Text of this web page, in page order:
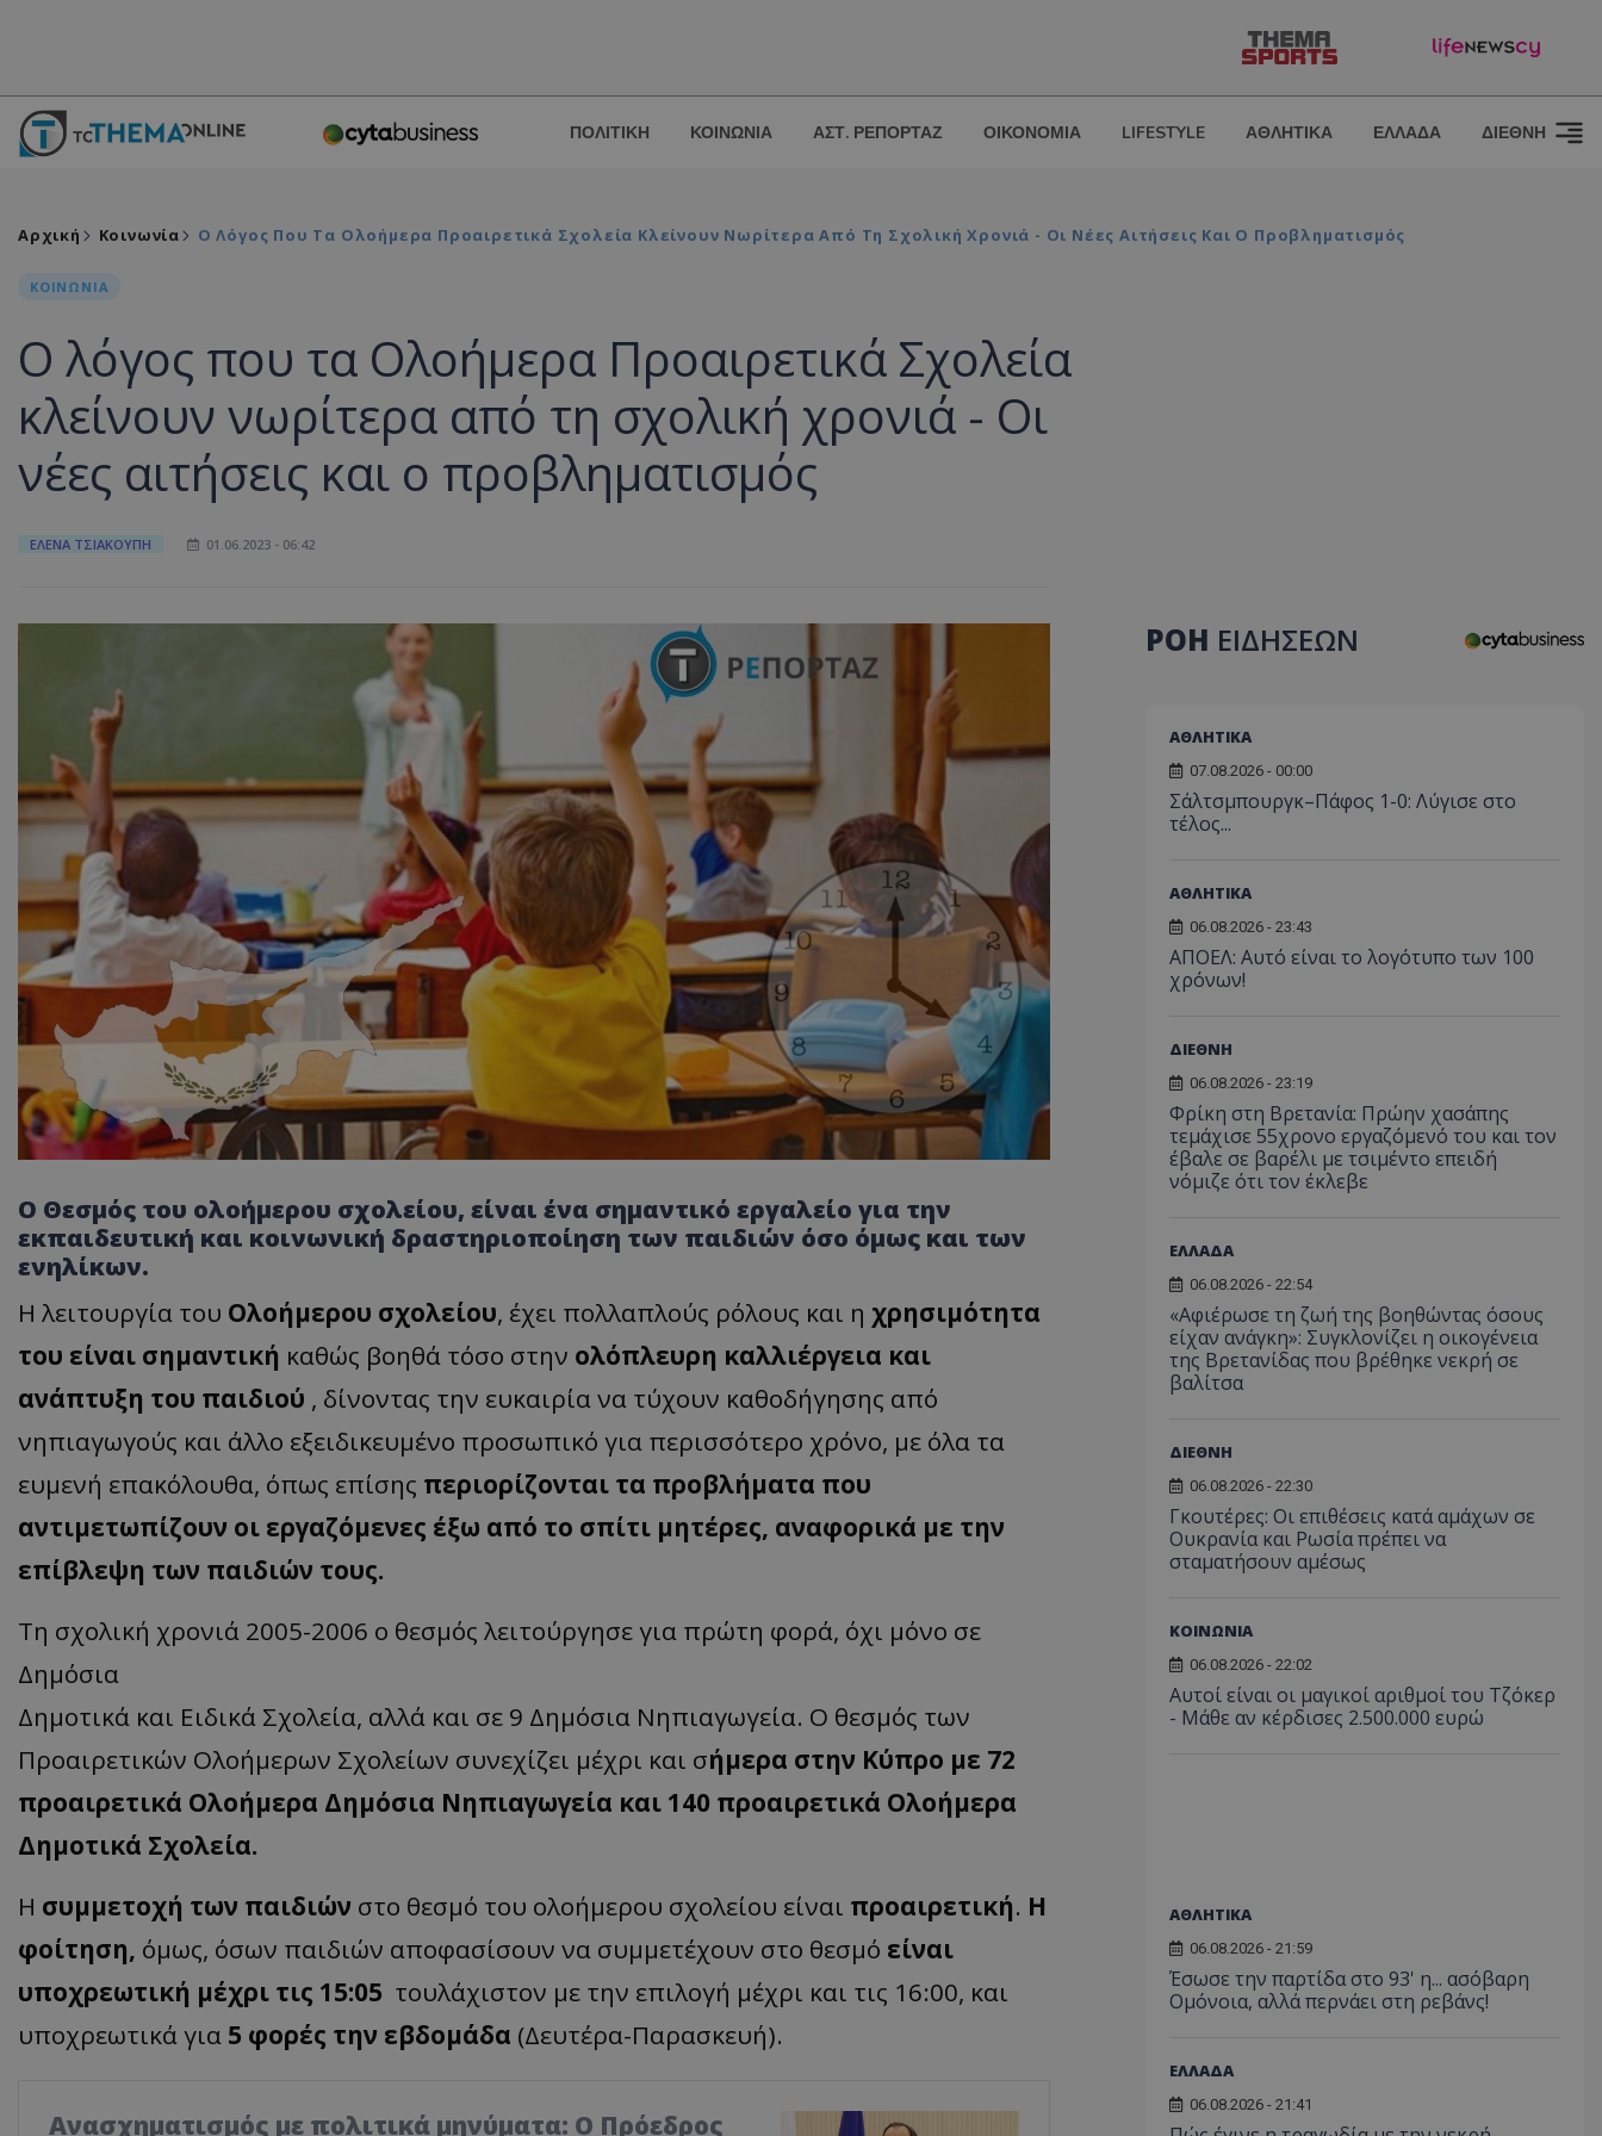
ΠΟΛΙΤΙΚΗ ΚΟΙΝΩΝΙΑ ΑΣΤ. ΡΕΠΟΡΤΑΖ ΟΙΚΟΝΟΜΙΑ LIFESTYLE ΑΘΛΗΤΙΚΑ ΕΛΛΑΔΑ ΔΙΕΘΝΗ
Αρχική Κοινωνία Ο Λόγος Που Τα Ολοήμερα Προαιρετικά Σχολεία Κλείνουν Νωρίτερα Από Τη Σχολική Χρονιά - Οι Νέες Αιτήσεις Και Ο Προβληματισμός
ΚΟΙΝΩΝΙΑ
Ο λόγος που τα Ολοήμερα Προαιρετικά Σχολεία
κλείνουν νωρίτερα από τη σχολική χρονιά - Οι
νέες αιτήσεις και ο προβληματισμός
ΕΛΕΝΑ ΤΣΙΑΚΟΥΠΗ 01.06.2023 - 06:42
Ο Θεσμός του ολοήμερου σχολείου, είναι ένα σημαντικό εργαλείο για την
εκπαιδευτική και κοινωνική δραστηριοποίηση των παιδιών όσο όμως και των
ενηλίκων.
Η λειτουργία του Ολοήμερου σχολείου, έχει πολλαπλούς ρόλους και η χρησιμότητα
του είναι σημαντική καθώς βοηθά τόσο στην ολόπλευρη καλλιέργεια και
ανάπτυξη του παιδιού , δίνοντας την ευκαιρία να τύχουν καθοδήγησης από
νηπιαγωγούς και άλλο εξειδικευμένο προσωπικό για περισσότερο χρόνο, με όλα τα
ευμενή επακόλουθα, όπως επίσης περιορίζονται τα προβλήματα που
αντιμετωπίζουν οι εργαζόμενες έξω από το σπίτι μητέρες, αναφορικά με την
επίβλεψη των παιδιών τους.
Τη σχολική χρονιά 2005-2006 ο θεσμός λειτούργησε για πρώτη φορά, όχι μόνο σε
Δημόσια
Δημοτικά και Ειδικά Σχολεία, αλλά και σε 9 Δημόσια Νηπιαγωγεία. Ο θεσμός των
Προαιρετικών Ολοήμερων Σχολείων συνεχίζει μέχρι και σήμερα στην Κύπρο με 72
προαιρετικά Ολοήμερα Δημόσια Νηπιαγωγεία και 140 προαιρετικά Ολοήμερα
Δημοτικά Σχολεία.
Η συμμετοχή των παιδιών στο θεσμό του ολοήμερου σχολείου είναι προαιρετική. Η
φοίτηση, όμως, όσων παιδιών αποφασίσουν να συμμετέχουν στο θεσμό είναι
υποχρεωτική μέχρι τις 15:05 τουλάχιστον με την επιλογή μέχρι και τις 16:00, και
υποχρεωτικά για 5 φορές την εβδομάδα (Δευτέρα-Παρασκευή).
Ανασχηματισμός με πολιτικά μηνύματα: Ο Πρόεδρος
ΡΟΗ ΕΙΔΗΣΕΩΝ
ΑΘΛΗΤΙΚΑ
07.08.2026 - 00:00
Σάλτσμπουργκ–Πάφος 1-0: Λύγισε στο
τέλος...
ΑΘΛΗΤΙΚΑ
06.08.2026 - 23:43
ΑΠΟΕΛ: Αυτό είναι το λογότυπο των 100
χρόνων!
ΔΙΕΘΝΗ
06.08.2026 - 23:19
Φρίκη στη Βρετανία: Πρώην χασάπης
τεμάχισε 55χρονο εργαζόμενό του και τον
έβαλε σε βαρέλι με τσιμέντο επειδή
νόμιζε ότι τον έκλεβε
ΕΛΛΑΔΑ
06.08.2026 - 22:54
«Αφιέρωσε τη ζωή της βοηθώντας όσους
είχαν ανάγκη»: Συγκλονίζει η οικογένεια
της Βρετανίδας που βρέθηκε νεκρή σε
βαλίτσα
ΔΙΕΘΝΗ
06.08.2026 - 22:30
Γκουτέρες: Οι επιθέσεις κατά αμάχων σε
Ουκρανία και Ρωσία πρέπει να
σταματήσουν αμέσως
ΚΟΙΝΩΝΙΑ
06.08.2026 - 22:02
Αυτοί είναι οι μαγικοί αριθμοί του Τζόκερ
- Μάθε αν κέρδισες 2.500.000 ευρώ
ΑΘΛΗΤΙΚΑ
06.08.2026 - 21:59
Έσωσε την παρτίδα στο 93' η... ασόβαρη
Ομόνοια, αλλά περνάει στη ρεβάνς!
ΕΛΛΑΔΑ
06.08.2026 - 21:41